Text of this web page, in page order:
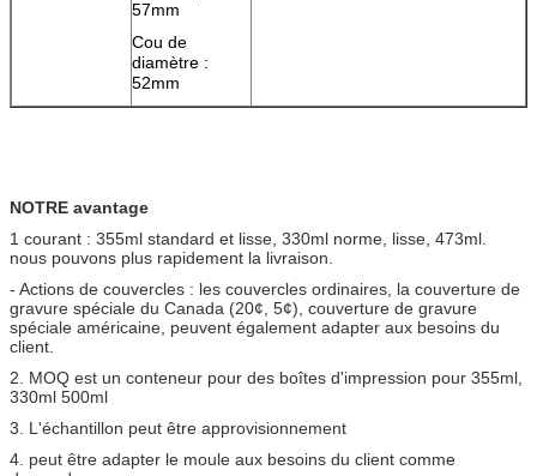
57mm
Cou de
diamètre :
52mm
NOTRE avantage
1 courant : 355ml standard et lisse, 330ml norme, lisse, 473ml.
nous pouvons plus rapidement la livraison.
- Actions de couvercles : les couvercles ordinaires, la couverture de
gravure spéciale du Canada (20¢, 5¢), couverture de gravure
spéciale américaine, peuvent également adapter aux besoins du
client.
2. MOQ est un conteneur pour des boîtes d'impression pour 355ml,
330ml 500ml
3. L'échantillon peut être approvisionnement
4. peut être adapter le moule aux besoins du client comme